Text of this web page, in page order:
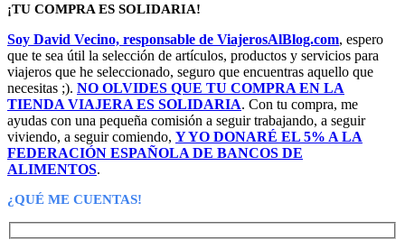
¡TU COMPRA ES SOLIDARIA!
Soy David Vecino, responsable de ViajerosAlBlog.com, espero
que te sea útil la selección de artículos, productos y servicios para
viajeros que he seleccionado, seguro que encuentras aquello que
necesitas ;). NO OLVIDES QUE TU COMPRA EN LA
TIENDA VIAJERA ES SOLIDARIA. Con tu compra, me
ayudas con una pequeña comisión a seguir trabajando, a seguir
viviendo, a seguir comiendo, Y YO DONARÉ EL 5% A LA
FEDERACIÓN ESPAÑOLA DE BANCOS DE
ALIMENTOS.
¿QUÉ ME CUENTAS!